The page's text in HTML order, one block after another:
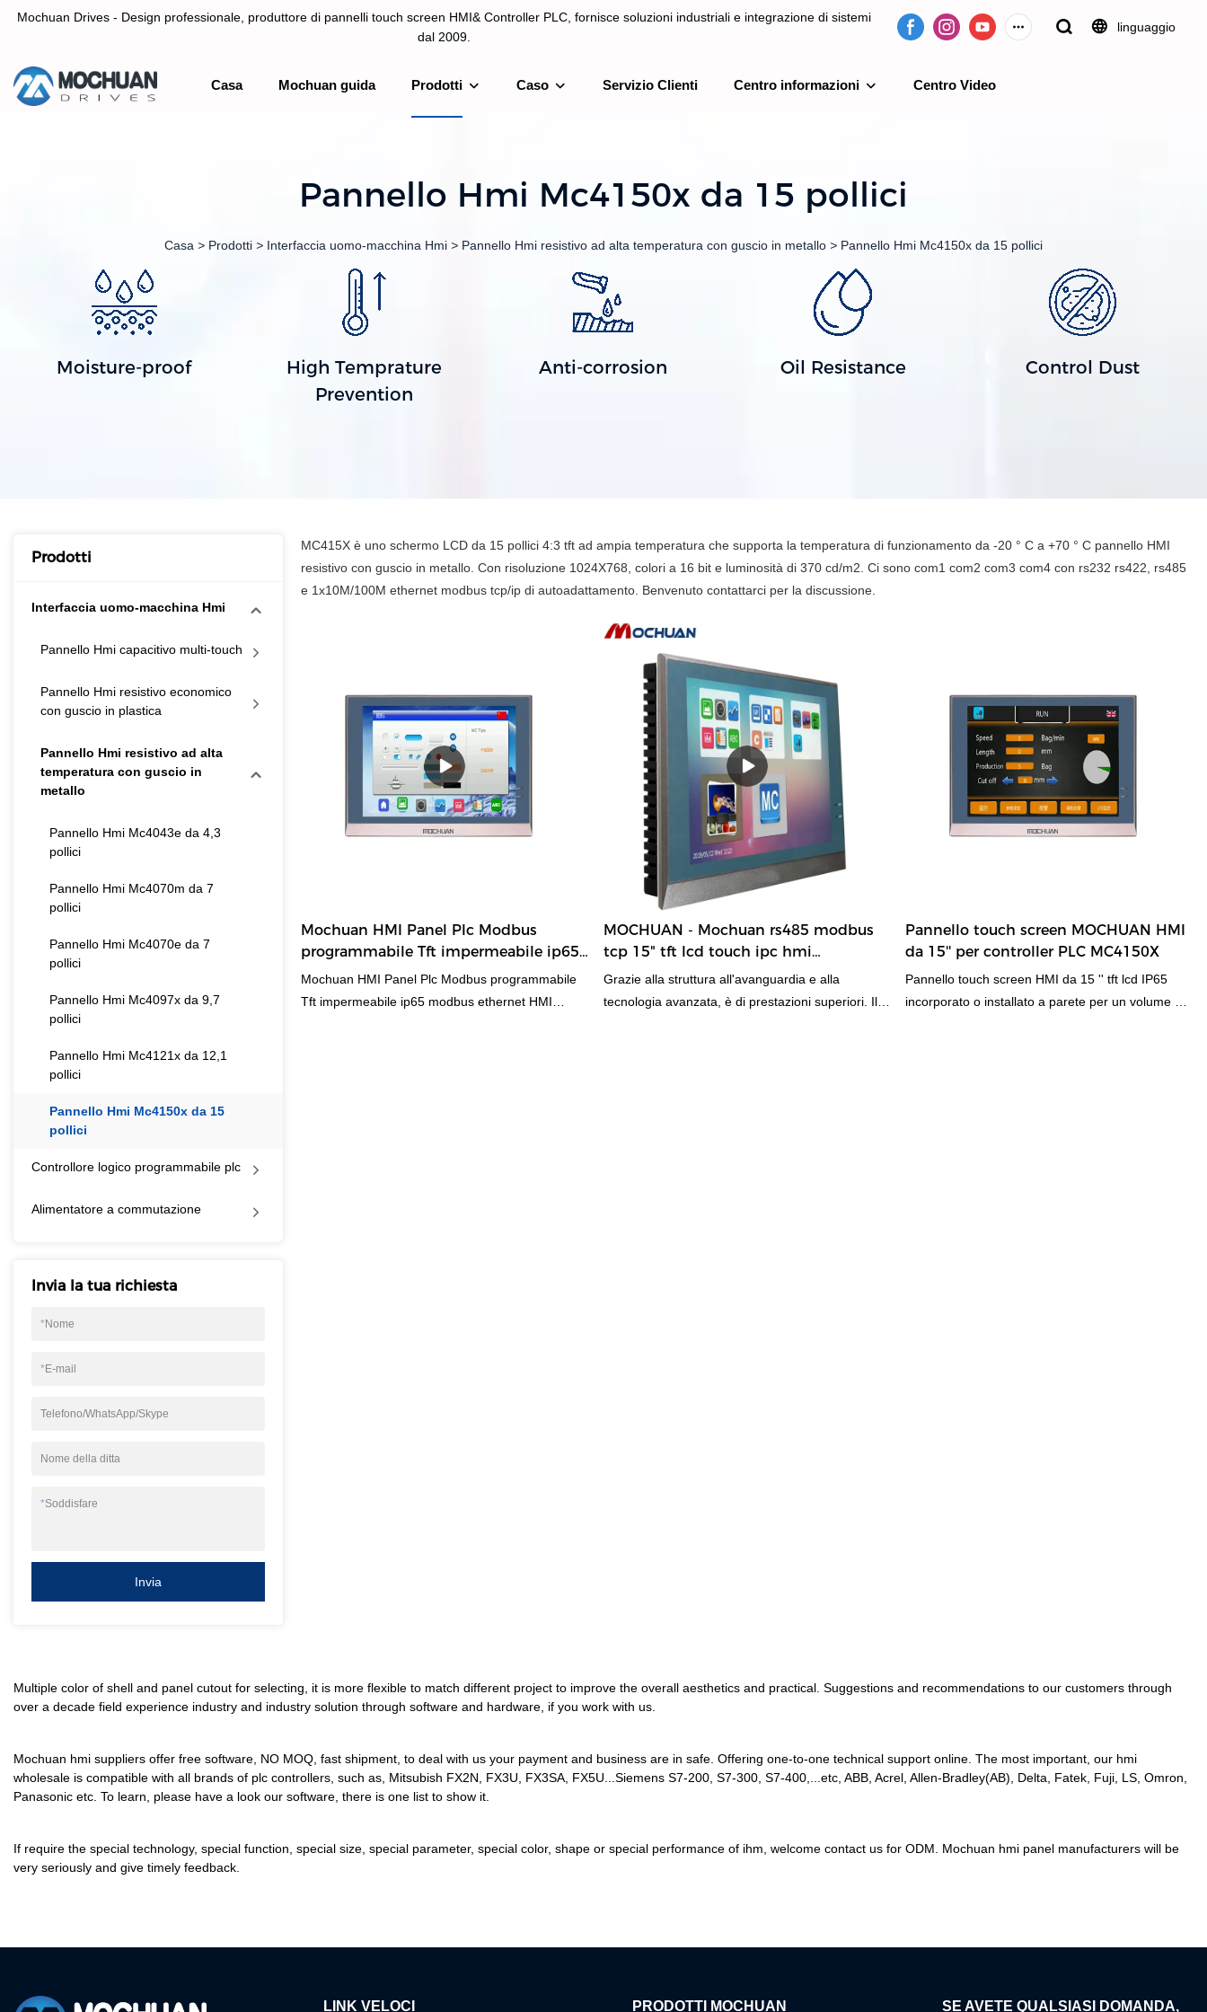
Mochuan Drives - Design professionale, produttore di pannelli touch screen HMI& Controller PLC, fornisce soluzioni industriali e integrazione di sistemi
dal 2009.
Design professionale, pannello touch screen HMI del produttore& Controller PLC, fornisce soluzioni industriali e integrazione di sistemi dal 2009.
linguaggio
Casa Mochuan guida Prodotti Caso Servizio Clienti Centro informazioni Centro Video
Pannello Hmi Mc4150x da 15 pollici
Casa > Prodotti > Interfaccia uomo-macchina Hmi > Pannello Hmi resistivo ad alta temperatura con guscio in metallo > Pannello Hmi Mc4150x da 15 pollici
Moisture-proof
High Temprature
Prevention
Anti-corrosion Oil Resistance Control Dust
Prodotti
Interfaccia uomo-macchina Hmi
Pannello Hmi capacitivo multi-touch
Pannello Hmi resistivo economico
con guscio in plastica
Pannello Hmi resistivo ad alta
temperatura con guscio in
metallo
Pannello Hmi Mc4043e da 4,3
pollici
Pannello Hmi Mc4070m da 7
pollici
Pannello Hmi Mc4070e da 7
pollici
Pannello Hmi Mc4097x da 9,7
pollici
Pannello Hmi Mc4121x da 12,1
pollici
Pannello Hmi Mc4150x da 15
pollici
Controllore logico programmabile plc
Alimentatore a commutazione
Invia la tua richiesta
*Nome
*E-mail
Telefono/WhatsApp/Skype
Nome della ditta
*Soddisfare
Invia
MC415X è uno schermo LCD da 15 pollici 4:3 tft ad ampia temperatura che supporta la temperatura di funzionamento da -20 ° C a +70 ° C pannello HMI
resistivo con guscio in metallo. Con risoluzione 1024X768, colori a 16 bit e luminosità di 370 cd/m2. Ci sono com1 com2 com3 com4 con rs232 rs422, rs485
e 1x10M/100M ethernet modbus tcp/ip di autoadattamento. Benvenuto contattarci per la discussione.
Mochuan HMI Panel Plc Modbus
programmabile Tft impermeabile ip65
modbus ethernet HMI Display Lcd 15
pollici
Mochuan HMI Panel Plc Modbus programmabile
Tft impermeabile ip65 modbus ethernet HMI
MOCHUAN - Mochuan rs485 modbus
tcp 15" tft lcd touch ipc hmi
interfaccia macchina umana 15 pollici
Grazie alla struttura all'avanguardia e alla
tecnologia avanzata, è di prestazioni superiori. Il
Pannello touch screen MOCHUAN HMI
da 15'' per controller PLC MC4150X
Pannello touch screen HMI da 15 '' tft lcd IP65
incorporato o installato a parete per un volume di
Multiple color of shell and panel cutout for selecting, it is more flexible to match different project to improve the overall aesthetics and practical. Suggestions and recommendations to our customers through
over a decade field experience industry and industry solution through software and hardware, if you work with us.
Mochuan hmi suppliers offer free software, NO MOQ, fast shipment, to deal with us your payment and business are in safe. Offering one-to-one technical support online. The most important, our hmi
wholesale is compatible with all brands of plc controllers, such as, Mitsubish FX2N, FX3U, FX3SA, FX5U...Siemens S7-200, S7-300, S7-400,...etc, ABB, Acrel, Allen-Bradley(AB), Delta, Fatek, Fuji, LS, Omron,
Panasonic etc. To learn, please have a look our software, there is one list to show it.
If require the special technology, special function, special size, special parameter, special color, shape or special performance of ihm, welcome contact us for ODM. Mochuan hmi panel manufacturers will be
very seriously and give timely feedback.
LINK VELOCI PRODOTTI MOCHUAN SE AVETE QUALSIASI DOMANDA,